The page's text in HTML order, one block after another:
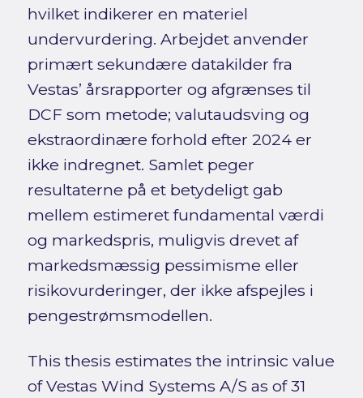
hvilket indikerer en materiel
undervurdering. Arbejdet anvender
primært sekundære datakilder fra
Vestas’ årsrapporter og afgrænses til
DCF som metode; valutaudsving og
ekstraordinære forhold efter 2024 er
ikke indregnet. Samlet peger
resultaterne på et betydeligt gab
mellem estimeret fundamental værdi
og markedspris, muligvis drevet af
markedsmæssig pessimisme eller
risikovurderinger, der ikke afspejles i
pengestrømsmodellen.
This thesis estimates the intrinsic value
of Vestas Wind Systems A/S as of 31